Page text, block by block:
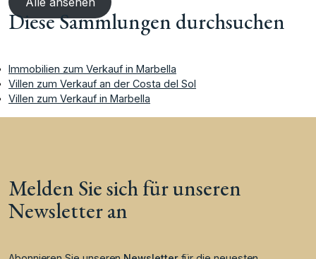
Diese Sammlungen durchsuchen
Immobilien zum Verkauf in Marbella
Villen zum Verkauf an der Costa del Sol
Villen zum Verkauf in Marbella
Melden Sie sich für unseren
Newsletter an